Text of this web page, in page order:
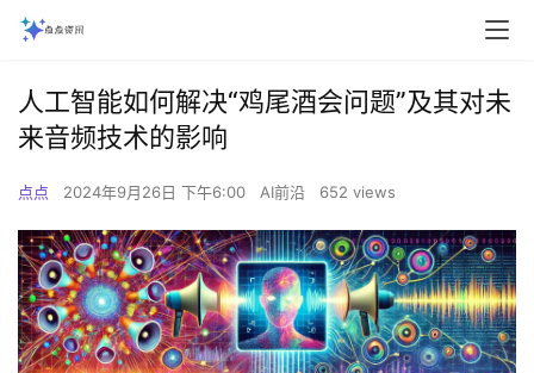
人工智能如何解决“鸡尾酒会问题”及其对未
来音频技术的影响
点点 2024年9月26日 下午6:00 AI前沿 652 views